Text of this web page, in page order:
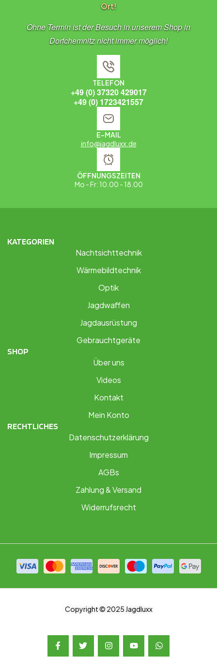
Ort!
Ohne Termin ist der Besuch in unserem Shop in
Dorfchemnitz nicht immer möglich!
TELEFON
+49 (0) 37320 429017
+49 (0) 1723421557
E-MAIL
info@jagdluxx.de
ÖFFNUNGSZEITEN
Mo - Fr: 10.00 - 18.00
KATEGORIEN
Nachtsichttechnik
Wärmebildtechnik
Optik
Jagdwaffen
Jagdausrüstung
Gebrauchtgeräte
SHOP
Über uns
Videos
Kontakt
Mein Konto
RECHTLICHES
Datenschutzerklärung
Impressum
AGBs
Zahlung & Versand
Widerrufsrecht
Copyright © 2025 Jagdluxx